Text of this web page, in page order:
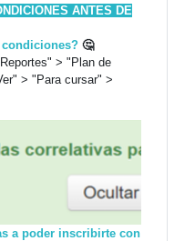
ANTES DE
🤔
> "Plan de
> "Para cursar" >
a poder inscribirte con